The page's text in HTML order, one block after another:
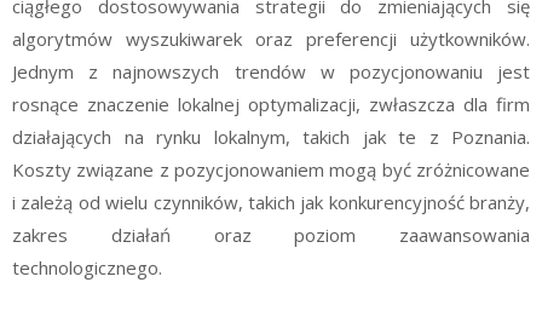
ciągłego dostosowywania strategii do zmieniających się
algorytmów wyszukiwarek oraz preferencji użytkowników.
Jednym z najnowszych trendów w pozycjonowaniu jest
rosnące znaczenie lokalnej optymalizacji, zwłaszcza dla firm
działających na rynku lokalnym, takich jak te z Poznania.
Koszty związane z pozycjonowaniem mogą być zróżnicowane
i zależą od wielu czynników, takich jak konkurencyjność branży,
zakres działań oraz poziom zaawansowania
technologicznego.